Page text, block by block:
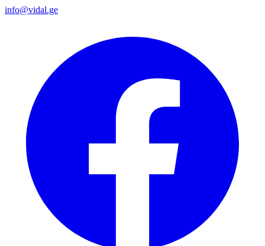
info@vidal.ge